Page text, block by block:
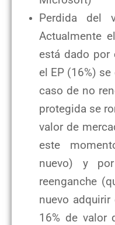
Perdida del
Actualmente
está dado por
el EP (16%)
caso de no
protegida se
valor de
este
nuevo) y
reenganche
nuevo
16% de valor